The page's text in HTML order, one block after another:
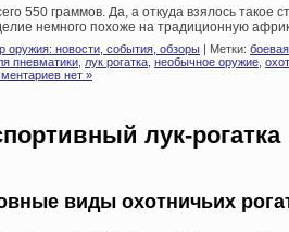
550 граммов. Да, а откуда взялось такое
немного похоже на традиционную
оружия: новости, события, обзоры | Метки:
пневматики лук рогатка необычное оружие
нет »
лук-рогатка
виды охотничьих